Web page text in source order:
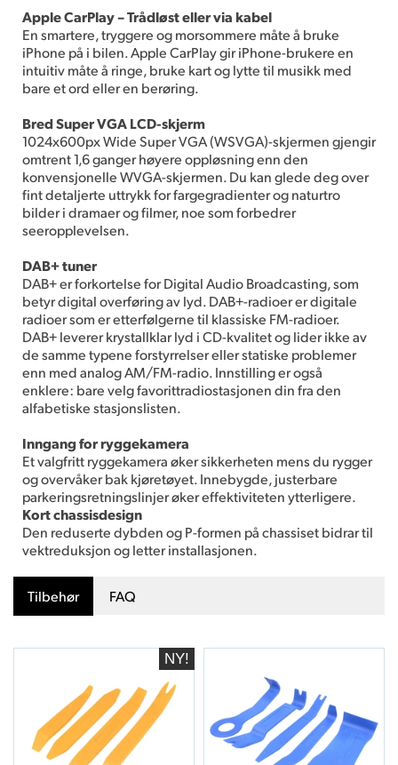
Apple CarPlay – Trådløst eller via kabel
En smartere, tryggere og morsommere måte å bruke
iPhone på i bilen. Apple CarPlay gir iPhone-brukere en
intuitiv måte å ringe, bruke kart og lytte til musikk med
bare et ord eller en berøring.
Bred Super VGA LCD-skjerm
1024x600px Wide Super VGA (WSVGA)-skjermen gjengir
omtrent 1,6 ganger høyere oppløsning enn den
konvensjonelle WVGA-skjermen. Du kan glede deg over
fint detaljerte uttrykk for fargegradienter og naturtro
bilder i dramaer og filmer, noe som forbedrer
seeropplevelsen.
DAB+ tuner
DAB+ er forkortelse for Digital Audio Broadcasting, som
betyr digital overføring av lyd. DAB+-radioer er digitale
radioer som er etterfølgerne til klassiske FM-radioer.
DAB+ leverer krystallklar lyd i CD-kvalitet og lider ikke av
de samme typene forstyrrelser eller statiske problemer
enn med analog AM/FM-radio. Innstilling er også
enklere: bare velg favorittradiostasjonen din fra den
alfabetiske stasjonslisten.
Inngang for ryggekamera
Et valgfritt ryggekamera øker sikkerheten mens du rygger
og overvåker bak kjøretøyet. Innebygde, justerbare
parkeringsretningslinjer øker effektiviteten ytterligere.
Kort chassisdesign
Den reduserte dybden og P-formen på chassiset bidrar til
vektreduksjon og letter installasjonen.
Tilbehør FAQ